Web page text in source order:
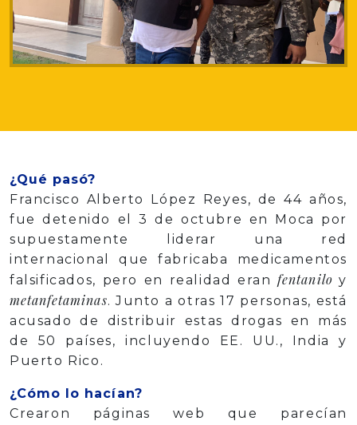
¿Qué pasó?
Francisco Alberto López Reyes, de 44 años,
fue detenido el 3 de octubre en Moca por
supuestamente liderar una red
internacional que fabricaba medicamentos
falsificados, pero en realidad eranfentanilo y
metanfetaminas. Junto a otras 17 personas, está
acusado de distribuir estas drogas en más
de 50 países, incluyendo EE. UU., India y
Puerto Rico.
¿Cómo lo hacían?
Crearon páginas web que parecían